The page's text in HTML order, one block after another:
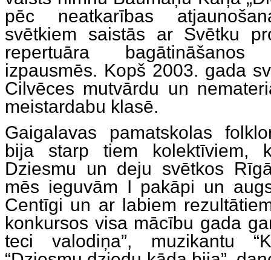
pēc neatkarības
svētkiem saistās ar Svētku
repertuāra
izpausmēs. Kopš 2003. gada
Cilvēces mutvārdu un
meistardabu klasē.
Gaigalavas pamatskolas
bija starp tiem kolektīviem,
Dziesmu un deju svētkos
mēs ieguvām I pakāpi un
Centīgi un ar labiem
konkursos visa mācību gada
teci valodiņa”, muzikantu